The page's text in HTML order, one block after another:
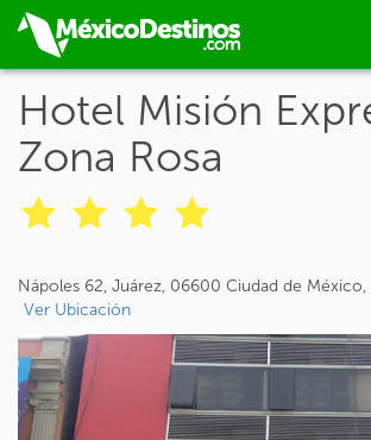
Hotel Misión
Zona Rosa
Nápoles 62, Juárez, 06600 Ciudad de México,
Ver Ubicación